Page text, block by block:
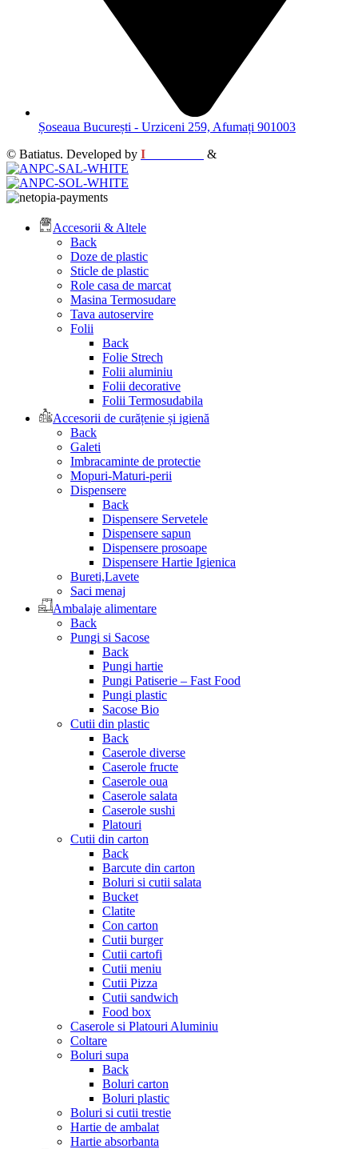
Șoseaua București - Urziceni 259, Afumați 901003
© Batiatus. Developed by I &
Accesorii & Altele
Back
Doze de plastic
Sticle de plastic
Role casa de marcat
Masina Termosudare
Tava autoservire
Folii
Back
Folie Strech
Folii aluminiu
Folii decorative
Folii Termosudabila
Accesorii de curățenie și igienă
Back
Galeti
Imbracaminte de protectie
Mopuri-Maturi-perii
Dispensere
Back
Dispensere Servetele
Dispensere sapun
Dispensere prosoape
Dispensere Hartie Igienica
Bureti,Lavete
Saci menaj
Ambalaje alimentare
Back
Pungi si Sacose
Back
Pungi hartie
Pungi Patiserie – Fast Food
Pungi plastic
Sacose Bio
Cutii din plastic
Back
Caserole diverse
Caserole fructe
Caserole oua
Caserole salata
Caserole sushi
Platouri
Cutii din carton
Back
Barcute din carton
Boluri si cutii salata
Bucket
Clatite
Con carton
Cutii burger
Cutii cartofi
Cutii meniu
Cutii Pizza
Cutii sandwich
Food box
Caserole si Platouri Aluminiu
Coltare
Boluri supa
Back
Boluri carton
Boluri plastic
Boluri si cutii trestie
Hartie de ambalat
Hartie absorbanta